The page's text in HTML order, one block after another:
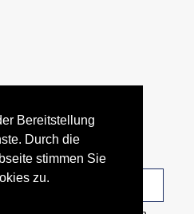
Bereitstellung
Durch die
stimmen Sie
zu.